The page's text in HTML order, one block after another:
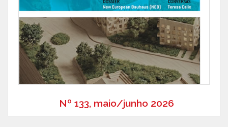
Nº 133, maio/junho 2026